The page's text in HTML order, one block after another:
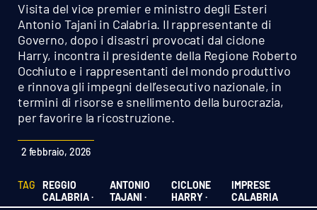
Sport
Cultura
Podcast
Visita del vice premier e ministro degli Esteri
Antonio Tajani in Calabria. Il rappresentante di
Governo, dopo i disastri provocati dal ciclone
Harry, incontra il presidente della Regione Roberto
Occhiuto e i rappresentanti del mondo produttivo
e rinnova gli impegni dell’esecutivo nazionale, in
termini di risorse e snellimento della burocrazia,
per favorire la ricostruzione.
2 febbraio, 2026
TAG
REGGIO
CALABRIA ·
ANTONIO
TAJANI ·
CICLONE
HARRY ·
IMPRESE
CALABRIA